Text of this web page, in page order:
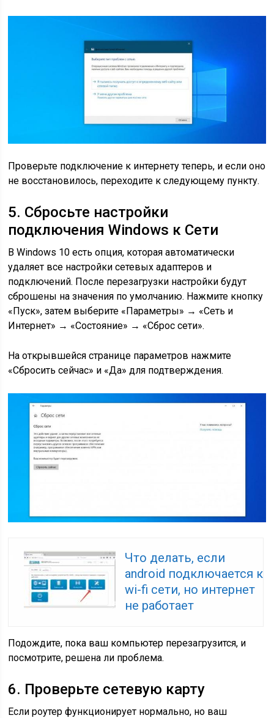
Проверьте подключение к интернету теперь, и если оно
не восстановилось, переходите к следующему пункту.
5. Сбросьте настройки
подключения Windows к Сети
В Windows 10 есть опция, которая автоматически
удаляет все настройки сетевых адаптеров и
подключений. После перезагрузки настройки будут
сброшены на значения по умолчанию. Нажмите кнопку
«Пуск», затем выберите «Параметры» → «Сеть и
Интернет» → «Состояние» → «Сброс сети».
На открывшейся странице параметров нажмите
«Сбросить сейчас» и «Да» для подтверждения.
Что делать, если
android подключается к
wi-fi сети, но интернет
не работает
Подождите, пока ваш компьютер перезагрузится, и
посмотрите, решена ли проблема.
6. Проверьте сетевую карту
Если роутер функционирует нормально, но ваш